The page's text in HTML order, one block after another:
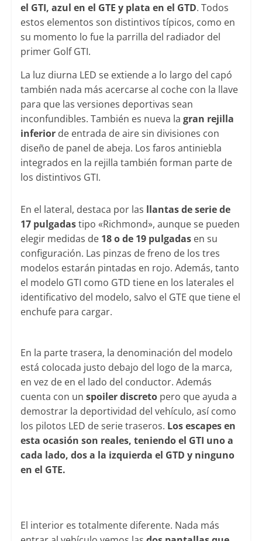
el GTI, azul en el GTE y plata en el GTD. Todos
estos elementos son distintivos típicos, como en
su momento lo fue la parrilla del radiador del
primer Golf GTI.
La luz diurna LED se extiende a lo largo del capó
también nada más acercarse al coche con la llave
para que las versiones deportivas sean
inconfundibles. También es nueva la gran rejilla
inferiorde entrada de aire sin divisiones con
diseño de panel de abeja. Los faros antiniebla
integrados en la rejilla también forman parte de
los distintivos GTI.
En el lateral, destaca por las llantas de serie de
17 pulgadastipo «Richmond», aunque se pueden
elegir medidas de 18 o de 19 pulgadasen su
configuración. Las pinzas de freno de los tres
modelos estarán pintadas en rojo. Además, tanto
el modelo GTI como GTD tiene en los laterales el
identificativo del modelo, salvo el GTE que tiene el
enchufe para cargar.
En la parte trasera, la denominación del modelo
está colocada justo debajo del logo de la marca,
en vez de en el lado del conductor. Además
cuenta con un spoiler discretopero que ayuda a
demostrar la deportividad del vehículo, así como
los pilotos LED de serie traseros. Los escapes en
esta ocasión son reales, teniendo el GTI uno a
cada lado, dos a la izquierda el GTD y ninguno
en el GTE.
El interior es totalmente diferente. Nada más